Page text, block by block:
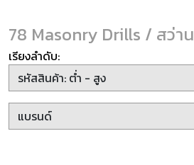
78 Masonry Drills / สว่าน
เรียงลำดับ: